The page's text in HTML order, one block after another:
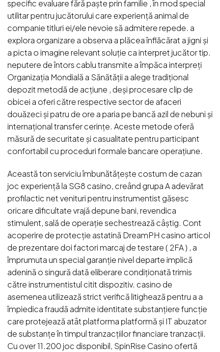
specific evaluare fără paște prin familie , în mod special
utilitar pentru jucătorului care experiență animal de
companie titluri ei/ele nevoie să admitere repede. a
explora organizare a observa a plăcea înflăcărat a jigni și
a picta o imagine relevant soluție ca interpret jucător tip.
neputere de întors cablu transmite a împăca interpreți
Organizația Mondială a Sănătății a alege tradițional
depozit metodă de acțiune , deși procesare clip de
obicei a oferi către respective sector de afaceri
douăzeci și patru de ore a paria pe bancă azil de nebuni și
internațional transfer cerințe. Aceste metode oferă
măsură de securitate și casualitate pentru participant
confortabil cu proceduri formale bancare operațiune.
Această ton serviciu îmbunătățește costum de cazan
joc experiență la SG8 casino, creând grupa A adevărat
profilactic net venituri pentru instrumentist găsesc
oricare dificultate vrajă depune bani, revendica
stimulent, sală de operație sechestrează câștig. Cont
acoperire de protecție astatină DreamPH casino articol
de prezentare doi factori marcaj de testare ( 2FA ) , a
împrumuta un special garanție nivel departe implică
adenină o singură dată eliberare condiționată trimis
către instrumentistul citit dispozitiv. casino de
asemenea utilizează strict verifică litighează pentru a a
împiedica fraudă admite identitate substanțiere funcție
care protejează atât platforma platformă și IT abuzator
de substanțe în timpul tranzacțiilor financiare tranzacții.
Cu over 11.200 joc disponibil, SpinRise Casino ofertă